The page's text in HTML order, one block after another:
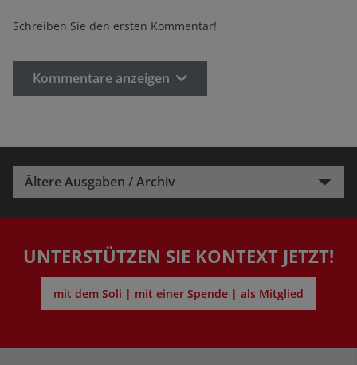
Schreiben Sie den ersten Kommentar!
Kommentare anzeigen
Ältere Ausgaben / Archiv
UNTERSTÜTZEN SIE KONTEXT JETZT!
mit dem Soli | mit einer Spende | als Mitglied